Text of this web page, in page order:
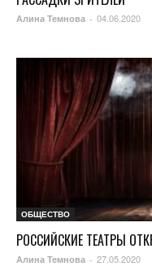
Алина Темнова - 04.06.2020
ОБЩЕСТВО
РОССИЙСКИЕ ТЕАТРЫ
Алина Темнова - 27.05.2020